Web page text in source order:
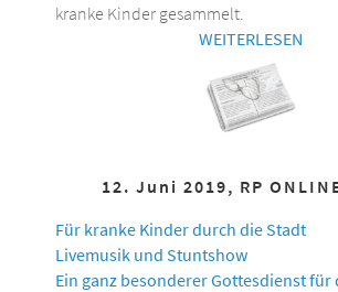
kranke Kinder gesammelt.
WEITERLESEN
12. Juni 2019, RP
Für kranke Kinder durch die Stadt
Livemusik und Stuntshow
Ein ganz besonderer Gottesdienst für